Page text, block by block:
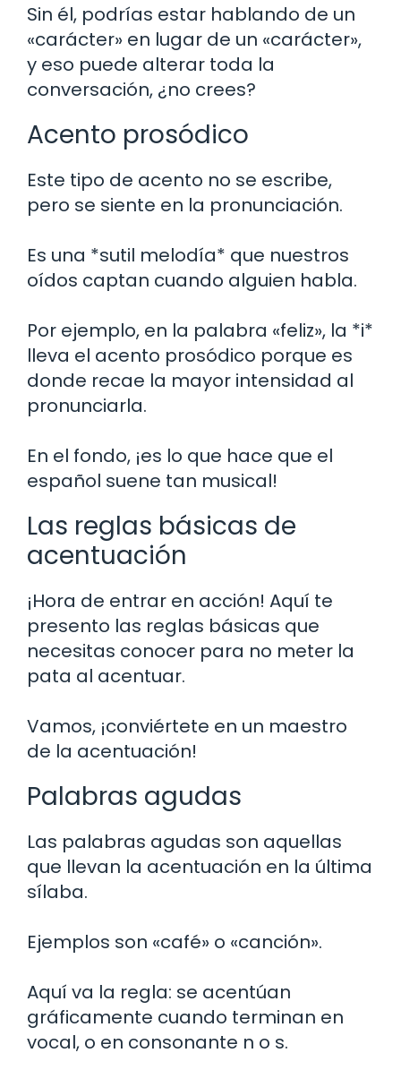
Sin él, podrías estar hablando de un
«carácter» en lugar de un «carácter»,
y eso puede alterar toda la
conversación, ¿no crees?
Acento prosódico
Este tipo de acento no se escribe,
pero se siente en la pronunciación.
Es una *sutil melodía* que nuestros
oídos captan cuando alguien habla.
Por ejemplo, en la palabra «feliz», la *i*
lleva el acento prosódico porque es
donde recae la mayor intensidad al
pronunciarla.
En el fondo, ¡es lo que hace que el
español suene tan musical!
Las reglas básicas de
acentuación
¡Hora de entrar en acción! Aquí te
presento las reglas básicas que
necesitas conocer para no meter la
pata al acentuar.
Vamos, ¡conviértete en un maestro
de la acentuación!
Palabras agudas
Las palabras agudas son aquellas
que llevan la acentuación en la última
sílaba.
Ejemplos son «café» o «canción».
Aquí va la regla: se acentúan
gráficamente cuando terminan en
vocal, o en consonante n o s.